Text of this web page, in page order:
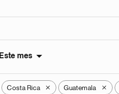
Este mes
Costa Rica X Guatemala X